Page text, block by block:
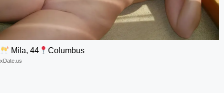
Mila, 44 Columbus
xDate.us